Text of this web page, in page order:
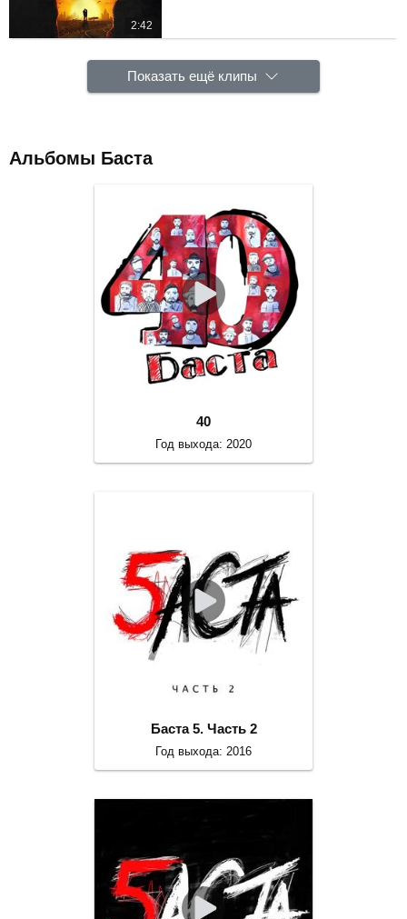
2:42
Показать ещё клипы
Альбомы Баста
40
Год выхода: 2020
Баста 5. Часть 2
Год выхода: 2016